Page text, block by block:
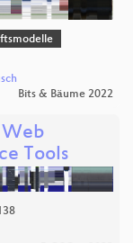
Bits & Bäume 2022
Tools